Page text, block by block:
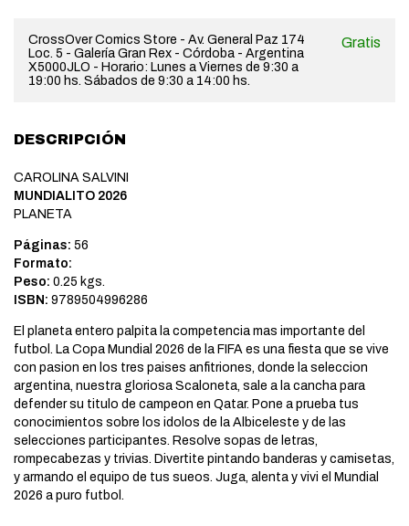
CrossOver Comics Store - Av. General Paz 174
Loc. 5 - Galería Gran Rex - Córdoba - Argentina
X5000JLO - Horario: Lunes a Viernes de 9:30 a
19:00 hs. Sábados de 9:30 a 14:00 hs.
Gratis
DESCRIPCIÓN
CAROLINA SALVINI
MUNDIALITO 2026
PLANETA
Páginas: 56
Formato:
Peso: 0.25 kgs.
ISBN: 9789504996286
El planeta entero palpita la competencia mas importante del
futbol. La Copa Mundial 2026 de la FIFA es una fiesta que se vive
con pasion en los tres paises anfitriones, donde la seleccion
argentina, nuestra gloriosa Scaloneta, sale a la cancha para
defender su titulo de campeon en Qatar. Pone a prueba tus
conocimientos sobre los idolos de la Albiceleste y de las
selecciones participantes. Resolve sopas de letras,
rompecabezas y trivias. Divertite pintando banderas y camisetas,
y armando el equipo de tus sueos. Juga, alenta y vivi el Mundial
2026 a puro futbol.